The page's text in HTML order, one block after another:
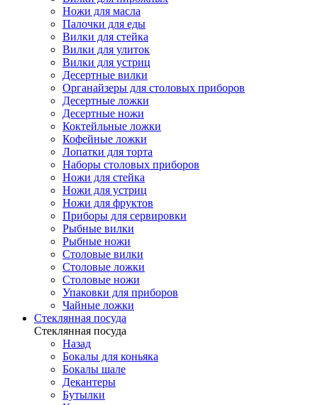
Ножи для масла
Палочки для еды
Вилки для стейка
Вилки для улиток
Вилки для устриц
Десертные вилки
Органайзеры для столовых приборов
Десертные ложки
Десертные ножи
Коктейльные ложки
Кофейные ложки
Лопатки для торта
Наборы столовых приборов
Ножи для стейка
Ножи для устриц
Ножи для фруктов
Приборы для сервировки
Рыбные вилки
Рыбные ножи
Столовые вилки
Столовые ложки
Столовые ножи
Упаковки для приборов
Чайные ложки
Стеклянная посуда
Стеклянная посуда
Назад
Бокалы для коньяка
Бокалы шале
Декантеры
Бутылки